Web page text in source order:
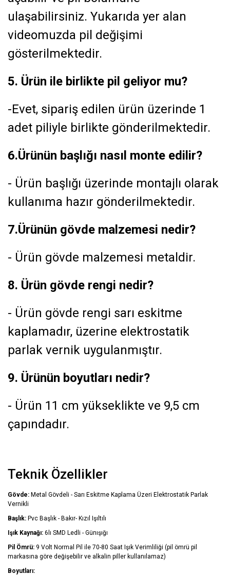
ulaşabilirsiniz. Yukarıda yer alan
videomuzda pil değişimi
gösterilmektedir.
5. Ürün ile birlikte pil geliyor mu?
-Evet, sipariş edilen ürün üzerinde 1
adet piliyle birlikte gönderilmektedir.
6.Ürünün başlığı nasıl monte edilir?
- Ürün başlığı üzerinde montajlı olarak
kullanıma hazır gönderilmektedir.
7.Ürünün gövde malzemesi nedir?
- Ürün gövde malzemesi metaldir.
8. Ürün gövde rengi nedir?
- Ürün gövde rengi sarı eskitme
kaplamadır, üzerine elektrostatik
parlak vernik uygulanmıştır.
9. Ürünün boyutları nedir?
- Ürün 11 cm yükseklikte ve 9,5 cm
çapındadır.
Teknik Özellikler
Gövde: Metal Gövdeli - Sarı Eskitme Kaplama Üzeri Elektrostatik Parlak
Vernikli
Başlık: Pvc Başlık - Bakır- Kızıl Işıltılı
Işık Kaynağı: 6lı SMD Ledli - Günışığı
Pil Ömrü: 9 Volt Normal Pil ile 70-80 Saat Işık Verimliliği (pil ömrü pil
markasına göre değişebilir ve alkalin piller kullanılamaz)
Boyutları: